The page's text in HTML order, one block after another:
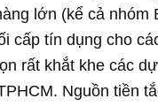
lớn (kể cả nhóm
cấp tín dụng cho
rất khắt khe các
Nguồn tiền